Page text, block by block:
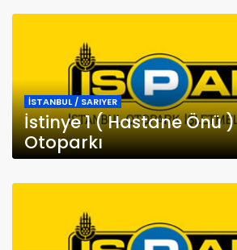
İSTANBUL / SARIYER
İstinye 1 ( Hastane Önü
Otoparkı